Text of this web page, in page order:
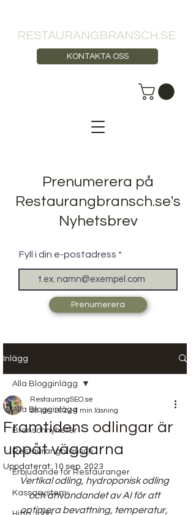
RESTAURANGBRANSCH.SE
KONTAKTA OSS
Prenumerera på
Restaurangbransch.se's
Nyhetsbrev
Fyll i din e-postadress
Prenumerera
Inlägg
Alla Blogginlägg
Branschnyheter
Restaurangbransch
Erbjudande för Restauranger
Kassasystem
Alla Blogginlägg
Framtidens odlingar är
uppåt väggarna
RestaurangSEO.se
28 jan. 2022 4 min läsning
Uppdaterat: 10 sep. 2023
Vertikal odling, hydroponisk odling
och användandet av AI för att
optimera bevattning, temperatur,